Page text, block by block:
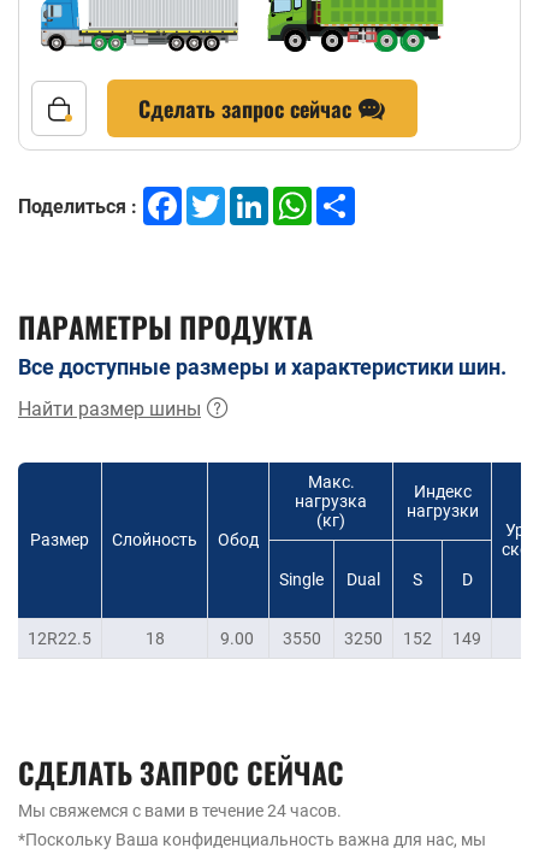
Сделать запрос сейчас
Поделиться : FacebookTwitterLinkedInWhatsApp
ПАРАМЕТРЫ ПРОДУКТА
Все доступные размеры и характеристики шин.
Найти размер шины
Размер Слойность Обод
Макс.
нагрузка
(кг)
Индекс
нагрузки
Single
Dual S D
12R22.5 18 9.00 3550 3250 152 149
СДЕЛАТЬ ЗАПРОС СЕЙЧАС
Мы свяжемся с вами в течение 24 часов.
*Поскольку Ваша конфиденциальность важна для нас, мы